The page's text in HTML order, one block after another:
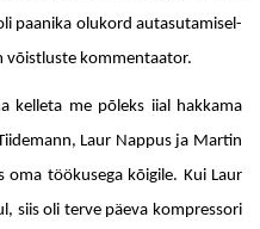
paanika olukord autasutamisel-
võistluste kommentaator.
kelleta me põleks iial hakkama
Laur Nappus ja Martin
oma töökusega kõigile. Kui Laur
siis oli terve päeva kompressori